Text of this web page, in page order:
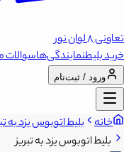
تعاونی 8 لوان نور
خرید بلیطنمایندگی‌هاسوالات
ورود / ثبت‌نام
خانه بلیط اتوبوس یزد به
بلیط اتوبوس یزد به تبریز